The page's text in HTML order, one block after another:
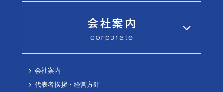
会社案内
代表者挨拶・経営方針